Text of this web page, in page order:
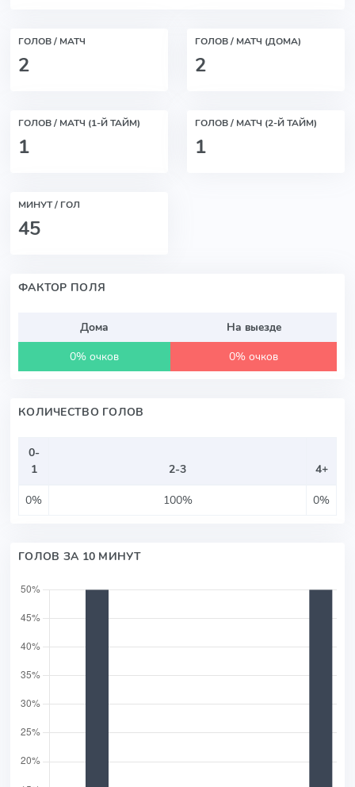
ГОЛОВ / МАТЧ
2
ГОЛОВ / МАТЧ (ДОМА)
2
ГОЛОВ / МАТЧ (1-Й ТАЙМ)
1
ГОЛОВ / МАТЧ (2-Й ТАЙМ)
1
МИНУТ / ГОЛ
45
ФАКТОР ПОЛЯ
Дома
На выезде
0% очков
0% очков
КОЛИЧЕСТВО ГОЛОВ
0-
1
2-3
4+
0%
100% 0%
ГОЛОВ ЗА 10 МИНУТ